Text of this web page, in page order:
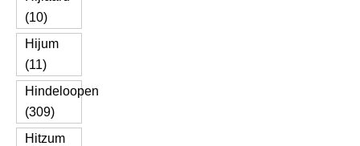
(10)
Hijum
(11)
Hindeloopen
(309)
Hitzum